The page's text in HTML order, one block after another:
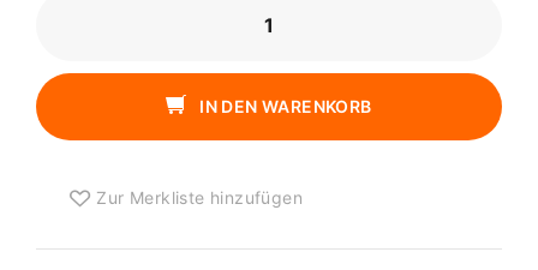
IN DEN WARENKORB
Zur Merkliste hinzufügen